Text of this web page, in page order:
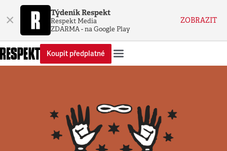
× Týdeník Respekt
Respekt Media
ZDARMA - na Google Play
ZOBRAZIT
Koupit předplatné